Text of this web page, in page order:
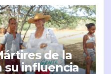
de la
su influencia